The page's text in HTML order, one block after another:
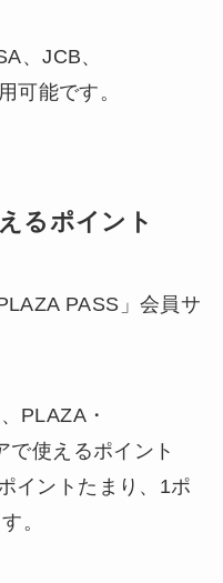
、JCB、
可能です。
るポイント
PASS」会員サ
PLAZA・
で使えるポイント
イントたまり、1ポ
。